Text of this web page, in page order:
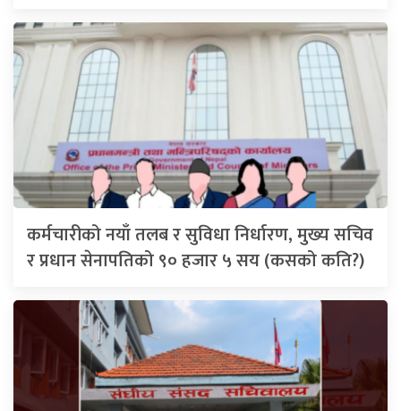
कर्मचारीको नयाँ तलब र सुविधा निर्धारण, मुख्य सचिव
र प्रधान सेनापतिको ९० हजार ५ सय (कसको कति?)